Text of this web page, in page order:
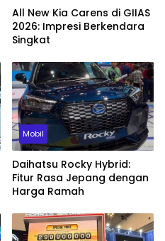
All New Kia Carens di GIIAS
2026: Impresi Berkendara
Singkat
Mobil
Daihatsu Rocky Hybrid:
Fitur Rasa Jepang dengan
Harga Ramah